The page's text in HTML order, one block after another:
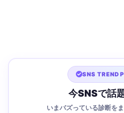
SNS TREND
今SNSで話
いまバズっている診断を